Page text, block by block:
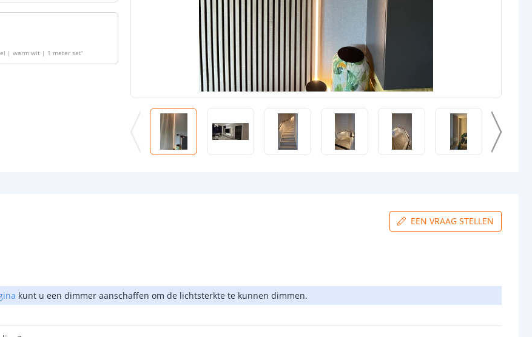
| warm wit | 1 meter set'
EEN VRAAG STELLEN
kunt u een dimmer aanschaffen om de lichtsterkte te kunnen dimmen.